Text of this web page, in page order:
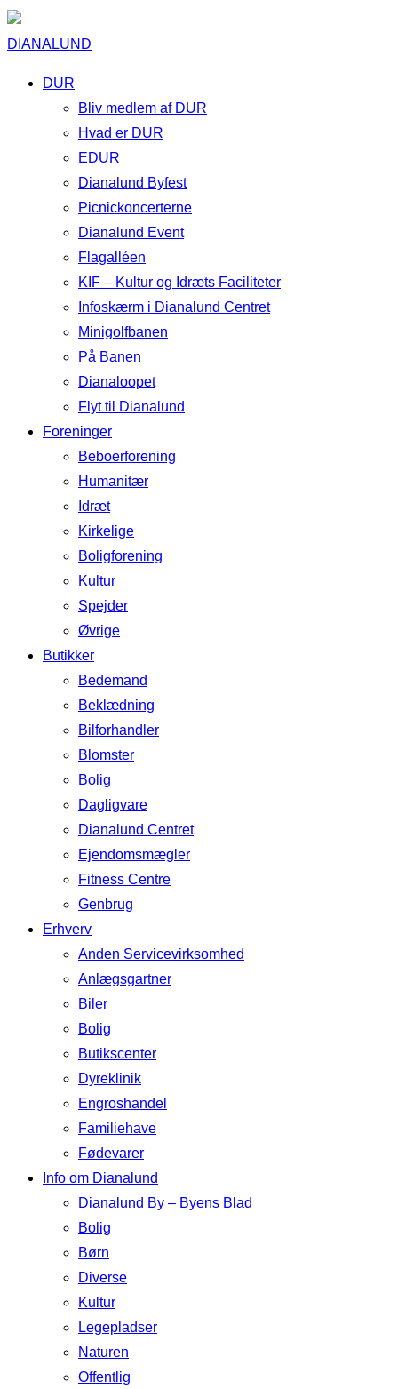
DIANALUND
DUR
Bliv medlem af DUR
Hvad er DUR
EDUR
Dianalund Byfest
Picnickoncerterne
Dianalund Event
Flagalléen
KIF – Kultur og Idræts Faciliteter
Infoskærm i Dianalund Centret
Minigolfbanen
På Banen
Dianaloopet
Flyt til Dianalund
Foreninger
Beboerforening
Humanitær
Idræt
Kirkelige
Boligforening
Kultur
Spejder
Øvrige
Butikker
Bedemand
Beklædning
Bilforhandler
Blomster
Bolig
Dagligvare
Dianalund Centret
Ejendomsmægler
Fitness Centre
Genbrug
Erhverv
Anden Servicevirksomhed
Anlægsgartner
Biler
Bolig
Butikscenter
Dyreklinik
Engroshandel
Familiehave
Fødevarer
Info om Dianalund
Dianalund By – Byens Blad
Bolig
Børn
Diverse
Kultur
Legepladser
Naturen
Offentlig